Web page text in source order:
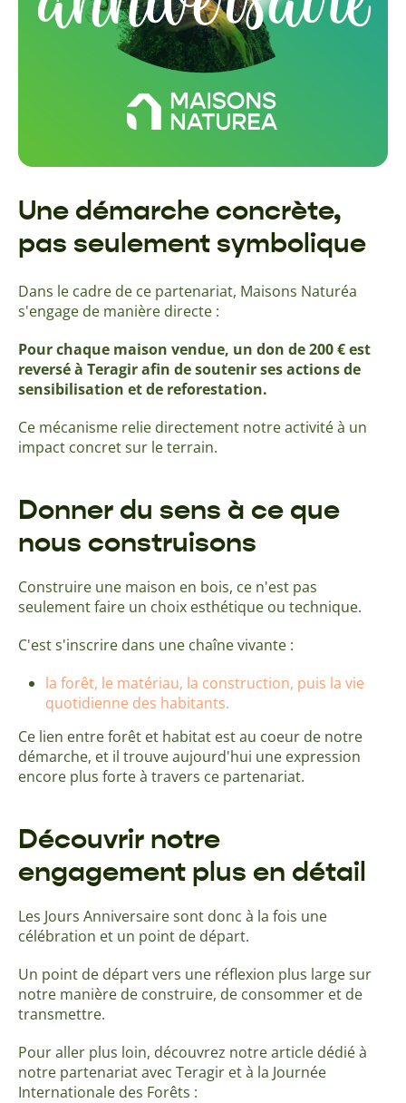
Une démarche concrète,
pas seulement symbolique
Dans le cadre de ce partenariat, Maisons Naturéa
s'engage de manière directe :
Pour chaque maison vendue, un don de 200 € est
reversé à Teragir afin de soutenir ses actions de
sensibilisation et de reforestation.
Ce mécanisme relie directement notre activité à un
impact concret sur le terrain.
Donner du sens à ce que
nous construisons
Construire une maison en bois, ce n'est pas
seulement faire un choix esthétique ou technique.
C'est s'inscrire dans une chaîne vivante :
la forêt, le matériau, la construction, puis la vie
quotidienne des habitants.
Ce lien entre forêt et habitat est au coeur de notre
démarche, et il trouve aujourd'hui une expression
encore plus forte à travers ce partenariat.
Découvrir notre
engagement plus en détail
Les Jours Anniversaire sont donc à la fois une
célébration et un point de départ.
Un point de départ vers une réflexion plus large sur
notre manière de construire, de consommer et de
transmettre.
Pour aller plus loin, découvrez notre article dédié à
notre partenariat avec Teragir et à la Journée
Internationale des Forêts :